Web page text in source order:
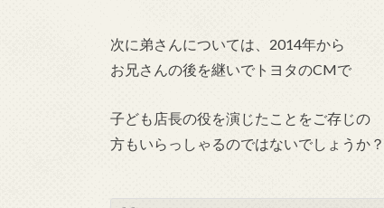
次に弟さんについては、2014年から
お兄さんの後を継いでトヨタのCMで
子ども店長の役を演じたことをご存じの
方もいらっしゃるのではないでしょうか？